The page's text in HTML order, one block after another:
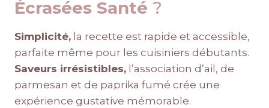
Écrasées Santé ?
Simplicité, la recette est rapide et accessible,
parfaite même pour les cuisiniers débutants.
Saveurs irrésistibles, l’association d’ail, de
parmesan et de paprika fumé crée une
expérience gustative mémorable.